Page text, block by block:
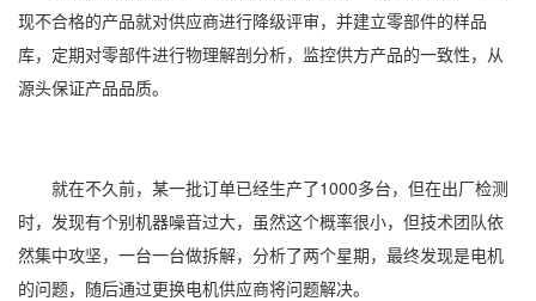
现不合格的产品就对供应商进行降级评审，并建立零部件的样品
库，定期对零部件进行物理解剖分析，监控供方产品的一致性，从
源头保证产品品质。
就在不久前，某一批订单已经生产了1000多台，但在出厂检测
时，发现有个别机器噪音过大，虽然这个概率很小，但技术团队依
然集中攻坚，一台一台做拆解，分析了两个星期，最终发现是电机
的问题，随后通过更换电机供应商将问题解决。